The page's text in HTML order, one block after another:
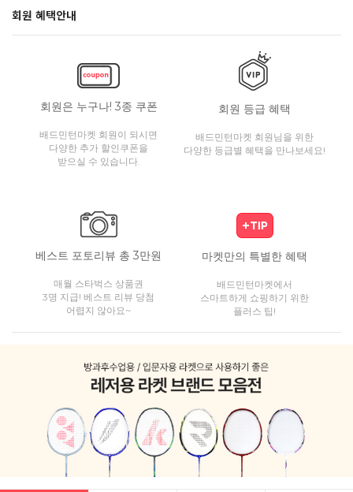
회원 혜택안내
회원은 누구나! 3종 쿠폰
배드민턴마켓 회원이 되시면
다양한 추가 할인쿠폰을
받으실 수 있습니다.
회원 등급 혜택
배드민턴마켓 회원님을 위한
다양한 등급별 혜택을 만나보세요!
베스트 포토리뷰 총 3만원
매월 스타벅스 상품권
3명 지급! 베스트 리뷰 당첨
어렵지 않아요~
마켓만의 특별한 혜택
배드민턴마켓에서
스마트하게 쇼핑하기 위한
플러스 팁!